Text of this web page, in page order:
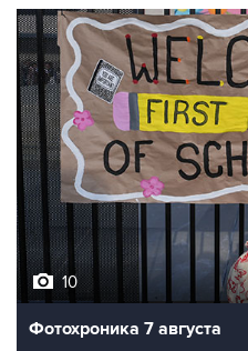
10
Фотохроника 7 августа